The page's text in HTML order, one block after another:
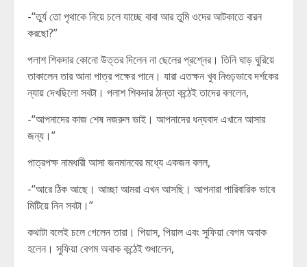
-“তুর্য তো পৃথাকে নিয়ে চলে যাচ্ছে বাবা আর তুমি ওদের আটকাতে বারন
করছো?”
পলাশ শিকদার কোনো উত্তর দিলেন না ছেলের প্রশ্নের। তিনি ঘাড় ঘুরিয়ে
তাকালেন তার আনা পাত্র পক্ষের পানে। যারা এতক্ষন খুব নিগুঢ়ভাবে দর্শকের
ন্যায় দেখছিলো সবটা। পলাশ শিকদার ঠান্তা কন্ঠেই তাদের বললেন,
-“আপনাদের কাজ শেষ নজরুল ভাই। আপনাদের ধন্যবাদ এখানে আসার
জন্য।”
পাত্রপক্ষ নামধারী আসা জনমানবের মধ্যে একজন বলল,
-“আরে ঠিক আছে। আচ্ছা আমরা এখন আসছি। আপনারা পারিবারিক ভাবে
মিটিয়ে নিন সবটা।”
কথাটা বলেই চলে গেলেন তারা। পিয়াস, পিয়াল এবং সুফিয়া বেগম অবাক
হলেন। সুফিয়া বেগম অবাক কন্ঠেই শুধালেন,